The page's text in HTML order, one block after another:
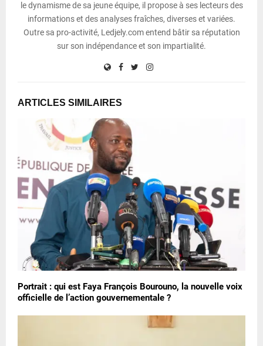
le dynamisme de sa jeune équipe, il propose à ses lecteurs des
informations et des analyses fraîches, diverses et variées.
Outre sa pro-activité, Ledjely.com entend bâtir sa réputation
sur son indépendance et son impartialité.
ARTICLES SIMILAIRES
Portrait : qui est Faya François Bourouno, la nouvelle voix
officielle de l’action gouvernementale ?